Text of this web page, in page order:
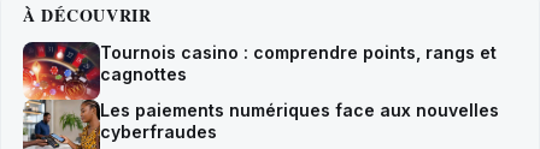
À DÉCOUVRIR
Tournois casino : comprendre points, rangs et
cagnottes
Les paiements numériques face aux nouvelles
cyberfraudes